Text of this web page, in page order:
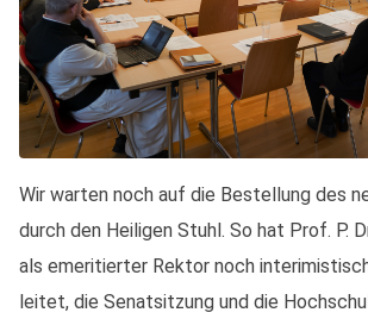
Wir warten noch auf die Bestellung des
durch den Heiligen Stuhl. So hat Prof. P.
als emeritierter Rektor noch
leitet, die Senatsitzung und die